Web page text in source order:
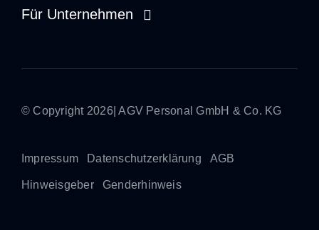
Řemesla a průmysl
Für Unternehmen
Přímé umístění
© Copyright 2026| AGV Personal GmbH & Co. KG
Impressum Datenschutzerklärung AGB
Hinweisgeber Genderhinweis